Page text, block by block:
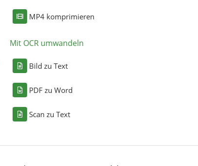
MP4 komprimieren
Mit OCR umwandeln
Bild zu Text
PDF zu Word
Scan zu Text